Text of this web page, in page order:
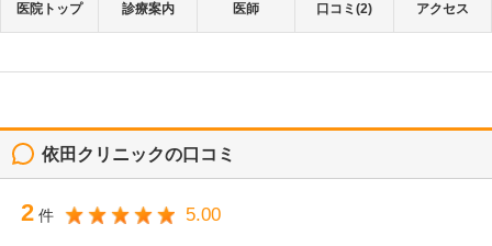
医院トップ 診療案内 医師 口コミ(2) アクセス
依田クリニックの口コミ
2 件 5.00